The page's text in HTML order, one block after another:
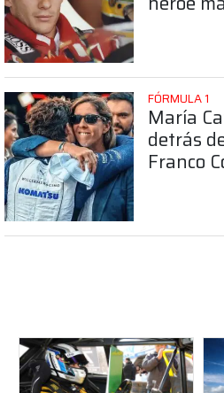
FÓRMULA 1
María
detrás
Franco